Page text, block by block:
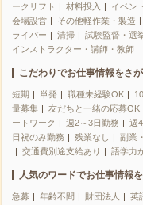
ークリフト
材料投入
イベン
会場設営
その他軽作業・製造
ライバー
清掃
試験監督・選
インストラクター・講師・教師
こだわりでお仕事情報をさ
短期 単発 職種未経験OK
量募集
友だちと一緒の応募OK
ートワーク
週2～3日勤務 週
日祝のみ勤務
残業なし
副業
交通費別途支給あり
語学力
人気のワードでお仕事情報
急募 年齢不問 財団法人 英